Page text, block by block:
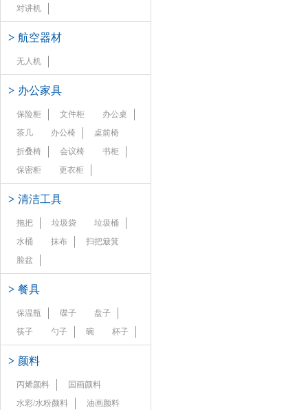
对讲机
> 航空器材
无人机
> 办公家具
保险柜 文件柜
办公桌
茶几
办公椅
桌前椅
折叠椅
会议椅
书柜
保密柜
更衣柜
> 清洁工具
拖把 垃圾袋
垃圾桶
水桶
抹布
扫把簸箕
脸盆
> 餐具
保温瓶 碟子
盘子
筷子
勺子 碗 杯子
> 颜料
丙烯颜料
国画颜料
水彩/水粉颜料
油画颜料